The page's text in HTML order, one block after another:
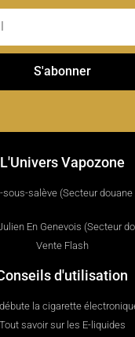
S'abonner
L'Univers Vapozone
salève (Secteur douane
En Genevois (Secteur
Vente Flash
d'utilisation
la cigarette
Tout savoir sur les E-liquides